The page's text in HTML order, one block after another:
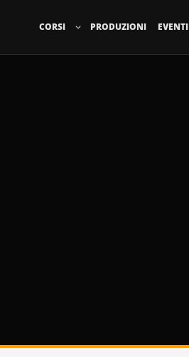
CORSI PRODUZIONI EVENTI